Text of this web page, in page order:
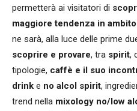
permetterà ai visitatori di
maggiore tendenza in
ne sarà, alla luce delle prime
scoprire e provare, tra spirit,
tipologie, caffè e il suo
drink e no alcol spirit,
trend nella mixology no/low